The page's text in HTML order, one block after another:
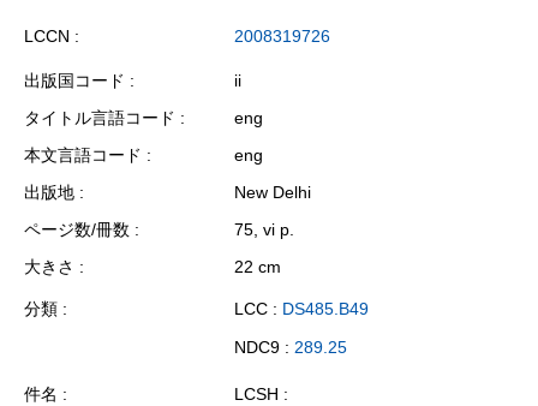
LCCN 2008319726
出版国コード
ii
タイトル言語コード
eng
本文言語コード
eng
出版地
New Delhi
ページ数/冊数
75, vi p.
大きさ
22 cm
分類 LCC : DS485.B49
NDC9 : 289.25
件名
LCSH :